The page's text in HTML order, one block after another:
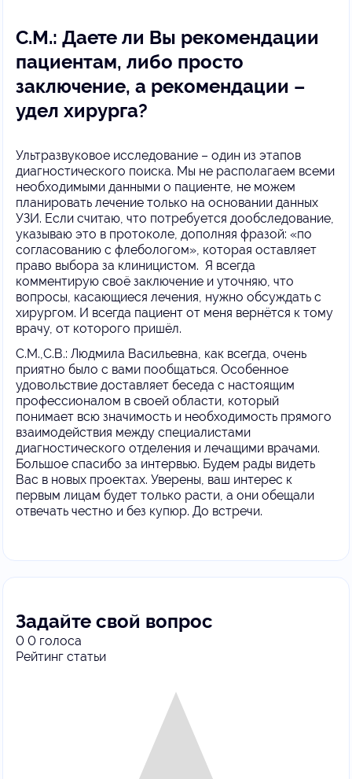
С.М.: Даете ли Вы рекомендации
пациентам, либо просто
заключение, а рекомендации –
удел хирурга?
Ультразвуковое исследование – один из этапов
диагностического поиска. Мы не располагаем всеми
необходимыми данными о пациенте, не можем
планировать лечение только на основании данных
УЗИ. Если считаю, что потребуется дообследование,
указываю это в протоколе, дополняя фразой: «по
согласованию с флебологом», которая оставляет
право выбора за клиницистом. Я всегда
комментирую своё заключение и уточняю, что
вопросы, касающиеся лечения, нужно обсуждать с
хирургом. И всегда пациент от меня вернётся к тому
врачу, от которого пришёл.
С.М.,С.В.: Людмила Васильевна, как всегда, очень
приятно было с вами пообщаться. Особенное
удовольствие доставляет беседа с настоящим
профессионалом в своей области, который
понимает всю значимость и необходимость прямого
взаимодействия между специалистами
диагностического отделения и лечащими врачами.
Большое спасибо за интервью. Будем рады видеть
Вас в новых проектах. Уверены, ваш интерес к
первым лицам будет только расти, а они обещали
отвечать честно и без купюр. До встречи.
Задайте свой вопрос
0 0 голоса
Рейтинг статьи